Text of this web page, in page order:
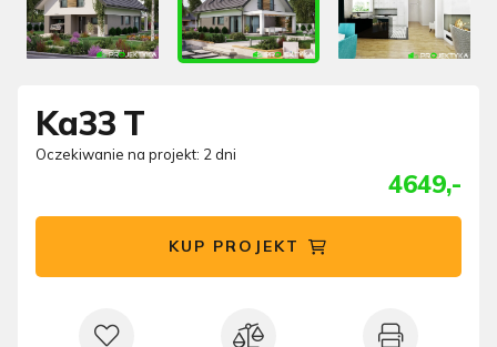
Ka33 T
Oczekiwanie na projekt: 2 dni
4649,-
KUP PROJEKT